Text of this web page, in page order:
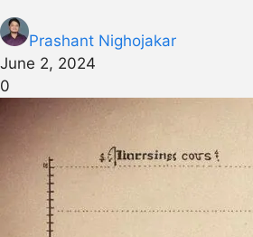
Prashant Nighojakar
June 2, 2024
0